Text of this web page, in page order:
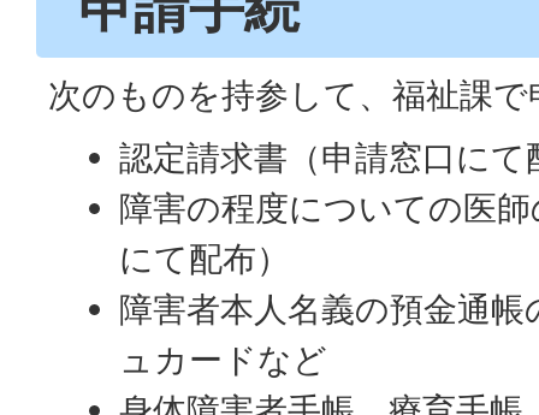
次のものを持参して、福祉課
認定請求書（申請窓口にて
障害の程度についての医
にて配布）
障害者本人名義の預金通
ュカードなど